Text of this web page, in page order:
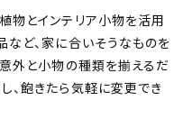
物とインテリア小物を活用
など、家に合いそうなものを
意外と小物の種類を揃えるだ
、飽きたら気軽に変更でき